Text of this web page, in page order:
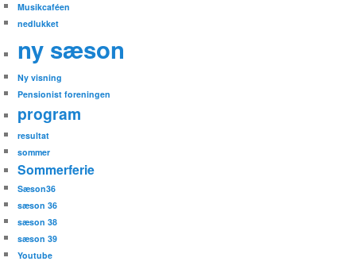
Musikcaféen
nedlukket
ny sæson
Ny visning
Pensionist foreningen
program
resultat
sommer
Sommerferie
Sæson36
sæson 36
sæson 38
sæson 39
Youtube